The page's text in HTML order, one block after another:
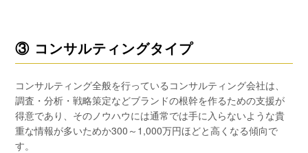
③ コンサルティングタイプ
コンサルティング全般を行っているコンサルティング会社は、
調査・分析・戦略策定などブランドの根幹を作るための支援が
得意であり、そのノウハウには通常では手に入らないような貴
重な情報が多いためか300～1,000万円ほどと高くなる傾向で
す。